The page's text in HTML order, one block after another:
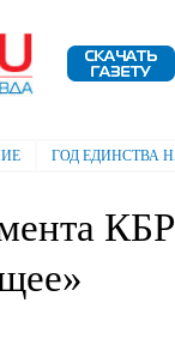
ГОД ЕДИНСТВА